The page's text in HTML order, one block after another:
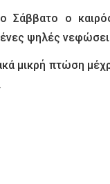
Σάββατο ο
ψηλές
μικρή πτώση